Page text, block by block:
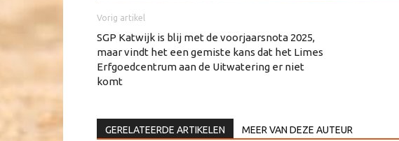
Vorig artikel
SGP Katwijk is blij met de voorjaarsnota 2025,
maar vindt het een gemiste kans dat het Limes
Erfgoedcentrum aan de Uitwatering er niet
komt
GERELATEERDE ARTIKELEN MEER VAN DEZE AUTEUR